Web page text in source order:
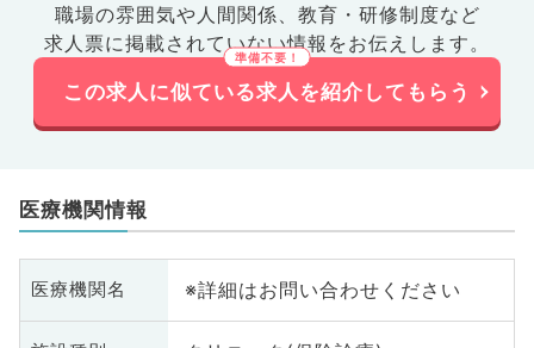
職場の雰囲気や人間関係、 教育・研修制度など
求人票に掲載されていない情報をお伝えします。
この求人に似ている求人を紹介してもらう
医療機関情報
医療機関名 ※詳細はお問い合わせください